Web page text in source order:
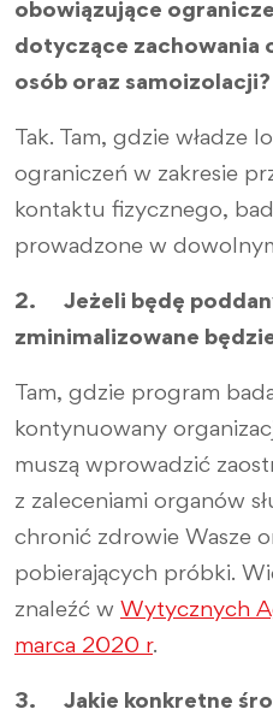
obowiązujące
dotyczące zachowania
osób oraz samoizolacji?
Tak. Tam, gdzie władze
ograniczeń w zakresie
kontaktu fizycznego,
prowadzone w
2. Jeżeli będę
zminimalizowane
Tam, gdzie program
kontynuowany
muszą wprowadzić
z zaleceniami organów
chronić zdrowie Wasze
pobierających próbki.
znaleźć w Wytycznych
marca 2020 r.
3. Jakie konkretne